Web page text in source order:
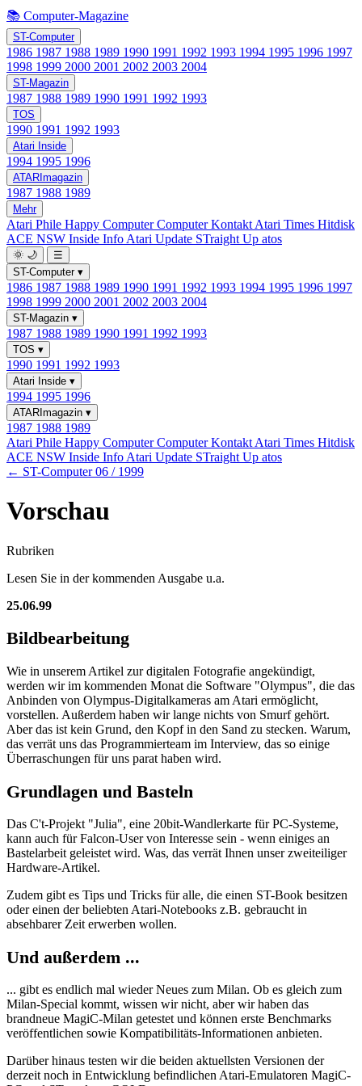
📚 Computer-Magazine
ST-Computer
1986 1987 1988 1989 1990 1991 1992 1993 1994 1995 1996 1997
1998 1999 2000 2001 2002 2003 2004
ST-Magazin
1987 1988 1989 1990 1991 1992 1993
TOS
1990 1991 1992 1993
Atari Inside
1994 1995 1996
ATARImagazin
1987 1988 1989
Mehr
Atari Phile Happy ComputerComputer Kontakt Atari Times Hitdisk
ACE NSW Inside Info Atari Update STraight Up atos
🌞 🌙
☰
ST-Computer ▾
1986 1987 1988 1989 1990 1991 1992 1993 1994 1995 1996 1997
1998 1999 2000 2001 2002 2003 2004
ST-Magazin ▾
1987 1988 1989 1990 1991 1992 1993
TOS ▾
1990 1991 1992 1993
Atari Inside ▾
1994 1995 1996
ATARImagazin ▾
1987 1988 1989
Atari Phile Happy ComputerComputer Kontakt Atari Times Hitdisk
ACE NSW Inside Info Atari Update STraight Up atos
← ST-Computer 06 / 1999
Vorschau
Rubriken
Lesen Sie in der kommenden Ausgabe u.a.
25.06.99
Bildbearbeitung
Wie in unserem Artikel zur digitalen Fotografie angekündigt,
werden wir im kommenden Monat die Software "Olympus", die das
Anbinden von Olympus-Digitalkameras am Atari ermöglicht,
vorstellen. Außerdem haben wir lange nichts von Smurf gehört.
Aber das ist kein Grund, den Kopf in den Sand zu stecken. Warum,
das verrät uns das Programmierteam im Interview, das so einige
Überraschungen für uns parat haben wird.
Grundlagen und Basteln
Das C't-Projekt "Julia", eine 20bit-Wandlerkarte für PC-Systeme,
kann auch für Falcon-User von Interesse sein - wenn einiges an
Bastelarbeit geleistet wird. Was, das verrät Ihnen unser zweiteiliger
Hardware-Artikel.
Zudem gibt es Tips und Tricks für alle, die einen ST-Book besitzen
oder einen der beliebten Atari-Notebooks z.B. gebraucht in
absehbarer Zeit erwerben wollen.
Und außerdem ...
... gibt es endlich mal wieder Neues zum Milan. Ob es gleich zum
Milan-Special kommt, wissen wir nicht, aber wir haben das
brandneue MagiC-Milan getestet und können erste Benchmarks
veröffentlichen sowie Kompatibilitäts-Informationen anbieten.
Darüber hinaus testen wir die beiden aktuellsten Versionen der
derzeit noch in Entwicklung befindlichen Atari-Emulatoren MagiC-